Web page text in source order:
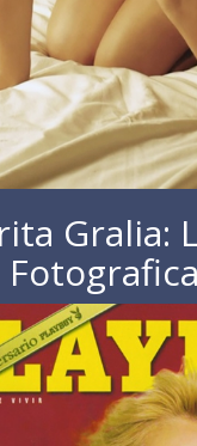
Gralia:
Fotografica